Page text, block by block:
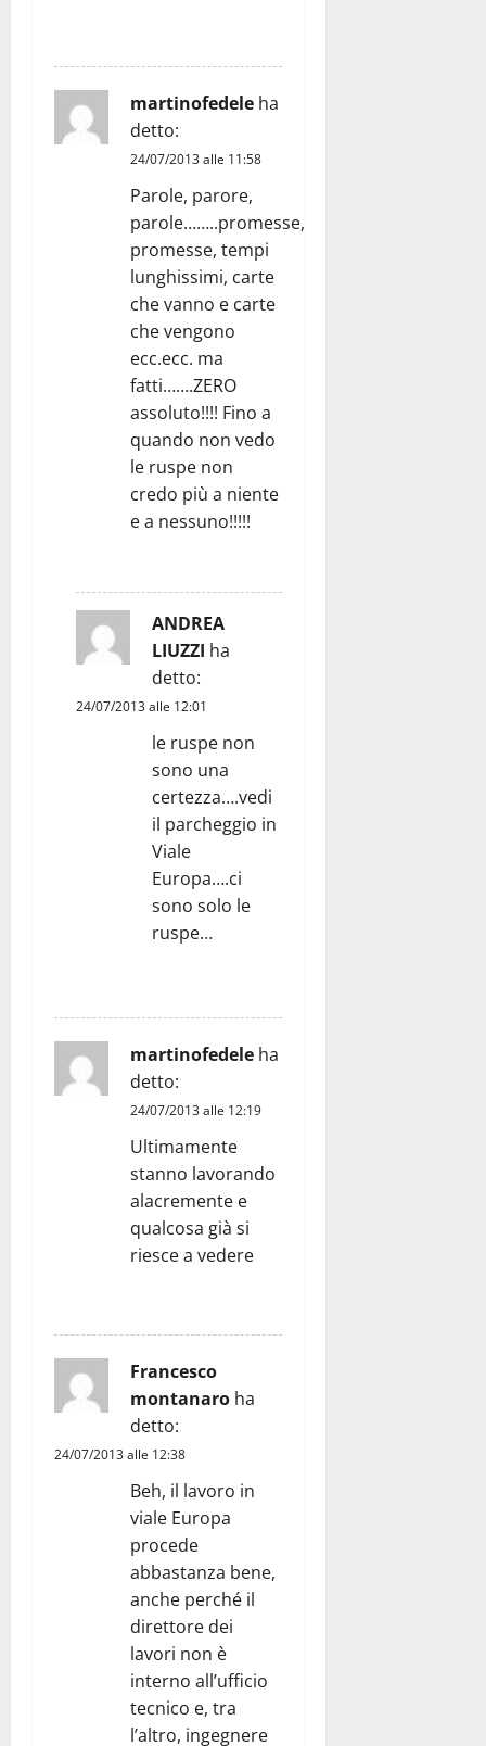
martinofedele ha
detto:
24/07/2013 alle 11:58
Parole, parore,
parole……..promesse,
promesse, tempi
lunghissimi, carte
che vanno e carte
che vengono
ecc.ecc. ma
fatti…….ZERO
assoluto!!!! Fino a
quando non vedo
le ruspe non
credo più a niente
e a nessuno!!!!!
ANDREA
LIUZZI ha
detto:
24/07/2013 alle 12:01
le ruspe non
sono una
certezza….vedi
il parcheggio in
Viale
Europa….ci
sono solo le
ruspe…
martinofedele ha
detto:
24/07/2013 alle 12:19
Ultimamente
stanno lavorando
alacremente e
qualcosa già si
riesce a vedere
Francesco
montanaro ha
detto:
24/07/2013 alle 12:38
Beh, il lavoro in
viale Europa
procede
abbastanza bene,
anche perché il
direttore dei
lavori non è
interno all’ufficio
tecnico e, tra
l’altro, ingegnere